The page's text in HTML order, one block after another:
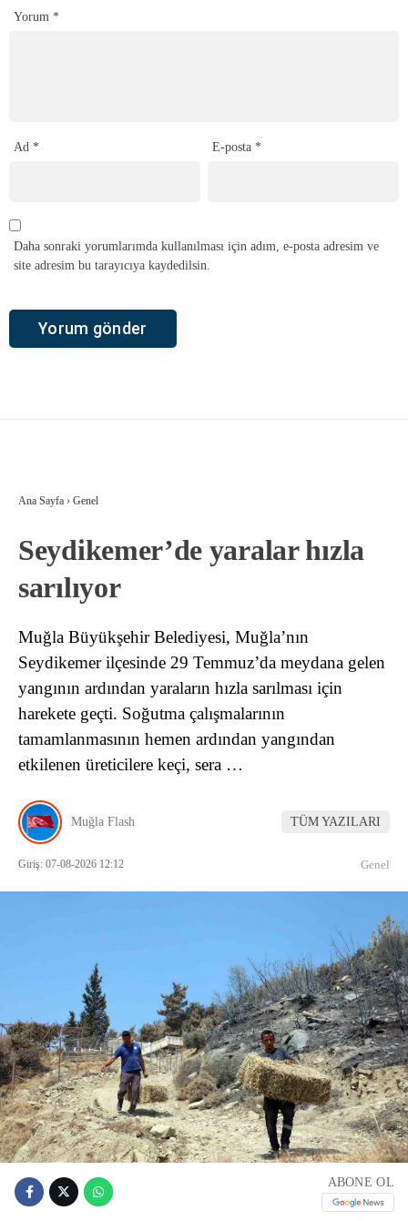
Yorum *
Ad * E-posta *
Daha sonraki yorumlarımda kullanılması için adım, e-posta adresim ve
site adresim bu tarayıcıya kaydedilsin.
Ana Sayfa › Genel
Seydikemer’de yaralar hızla
sarılıyor
Muğla Büyükşehir Belediyesi, Muğla’nın
Seydikemer ilçesinde 29 Temmuz’da meydana gelen
yangının ardından yaraların hızla sarılması için
harekete geçti. Soğutma çalışmalarının
tamamlanmasının hemen ardından yangından
etkilenen üreticilere keçi, sera …
Muğla Flash TÜM YAZILARI
Giriş: 07-08-2026 12:12 Genel
ABONE OL